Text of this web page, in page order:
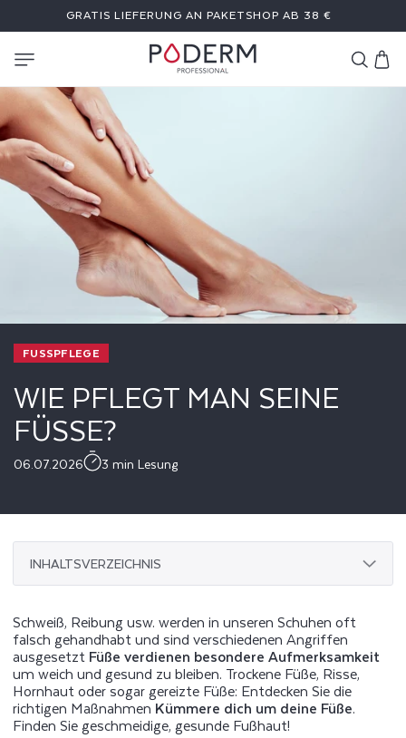
INHALT
GRATIS LIEFERUNG AN PAKETSHOP AB 38 €
FUSSPFLEGE
WIE PFLEGT MAN SEINE
FÜSSE?
06.07.2026 3 min Lesung
INHALTSVERZEICHNIS
Schweiß, Reibung usw. werden in unseren Schuhen oft
falsch gehandhabt und sind verschiedenen Angriffen
ausgesetzt Füße verdienen besondere Aufmerksamkeit
um weich und gesund zu bleiben. Trockene Füße, Risse,
Hornhaut oder sogar gereizte Füße: Entdecken Sie die
richtigen Maßnahmen Kümmere dich um deine Füße.
Finden Sie geschmeidige, gesunde Fußhaut!